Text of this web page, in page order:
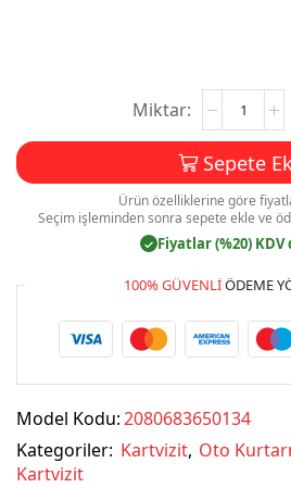
Kurtarma
Kartvizit
Baskı
Mdl:V0478
adet
Sepete
Ürün özelliklerine göre
Seçim işleminden sonra sepete ekle ve
✓ Fiyatlar (%20)
100% GÜVENLIÖDEME
Model Kodu:2080683650134
Kategoriler: Kartvizit, Oto
Kartvizit